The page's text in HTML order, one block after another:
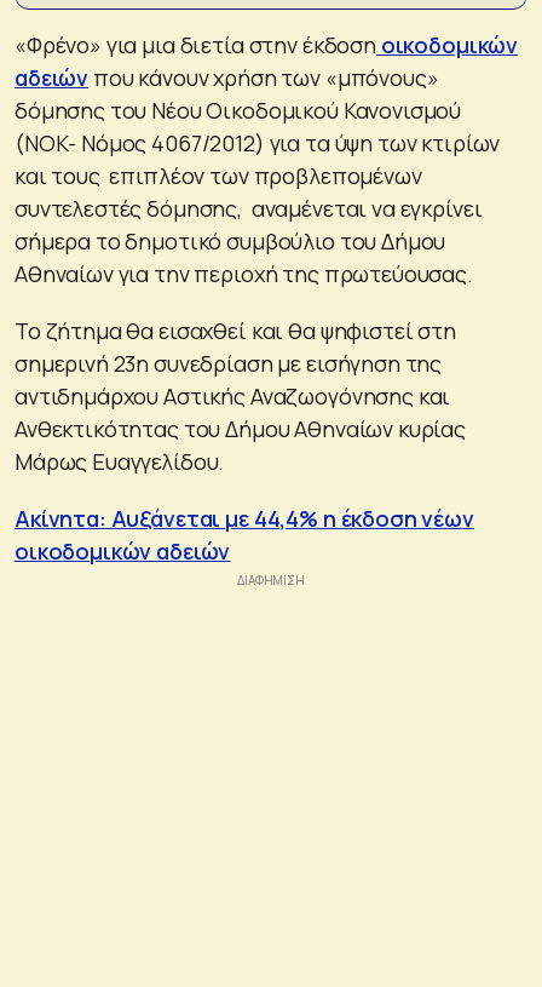
«Φρένο» για μια διετία στην έκδοσηοικοδομικών
αδειών που κάνουν χρήση των «μπόνους»
δόμησης του Νέου Οικοδομικού Κανονισμού
(ΝΟΚ- Νόμος 4067/2012) για τα ύψη των κτιρίων
και τους επιπλέον των προβλεπομένων
συντελεστές δόμησης, αναμένεται να εγκρίνει
σήμερα το δημοτικό συμβούλιο του Δήμου
Αθηναίων για την περιοχή της πρωτεύουσας.
Το ζήτημα θα εισαχθεί και θα ψηφιστεί στη
σημερινή 23η συνεδρίαση με εισήγηση της
αντιδημάρχου Αστικής Αναζωογόνησης και
Ανθεκτικότητας του Δήμου Αθηναίων κυρίας
Μάρως Ευαγγελίδου.
Ακίνητα: Αυξάνεται με 44,4% η έκδοση νέων
οικοδομικών αδειών